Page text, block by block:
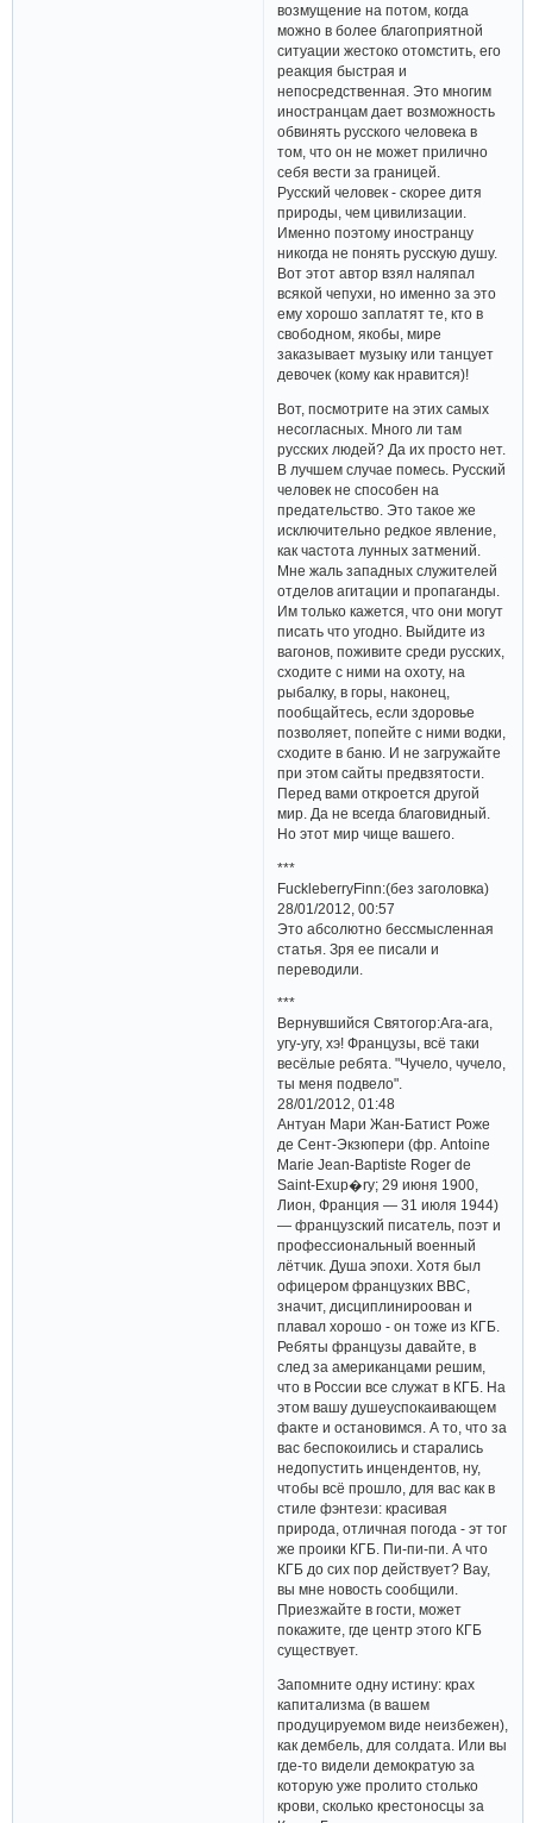
возмущение на потом, когда
можно в более благоприятной
ситуации жестоко отомстить, его
реакция быстрая и
непосредственная. Это многим
иностранцам дает возможность
обвинять русского человека в
том, что он не может прилично
себя вести за границей.
Русский человек - скорее дитя
природы, чем цивилизации.
Именно поэтому иностранцу
никогда не понять русскую душу.
Вот этот автор взял наляпал
всякой чепухи, но именно за это
ему хорошо заплатят те, кто в
свободном, якобы, мире
заказывает музыку или танцует
девочек (кому как нравится)!
Вот, посмотрите на этих самых
несогласных. Много ли там
русских людей? Да их просто нет.
В лучшем случае помесь. Русский
человек не способен на
предательство. Это такое же
исключительно редкое явление,
как частота лунных затмений.
Мне жаль западных служителей
отделов агитации и пропаганды.
Им только кажется, что они могут
писать что угодно. Выйдите из
вагонов, поживите среди русских,
сходите с ними на охоту, на
рыбалку, в горы, наконец,
пообщайтесь, если здоровье
позволяет, попейте с ними водки,
сходите в баню. И не загружайте
при этом сайты предвзятости.
Перед вами откроется другой
мир. Да не всегда благовидный.
Но этот мир чище вашего.
***
FuckleberryFinn:(без заголовка)
28/01/2012, 00:57
Это абсолютно бессмысленная
статья. Зря ее писали и
переводили.
***
Вернувшийся Святогор:Ага-ага,
угу-угу, хэ! Французы, всё таки
весёлые ребята. "Чучело, чучело,
ты меня подвело".
28/01/2012, 01:48
Антуан Мари Жан-Батист Роже
де Сент-Экзюпери (фр. Antoine
Marie Jean-Baptiste Roger de
Saint-Exup�ry; 29 июня 1900,
Лион, Франция — 31 июля 1944)
— французский писатель, поэт и
профессиональный военный
лётчик. Душа эпохи. Хотя был
офицером французких ВВС,
значит, дисциплинироован и
плавал хорошо - он тоже из КГБ.
Ребяты французы давайте, в
след за американцами решим,
что в России все служат в КГБ. На
этом вашу душеуспокаивающем
факте и остановимся. А то, что за
вас беспокоились и старались
недопустить инцендентов, ну,
чтобы всё прошло, для вас как в
стиле фэнтези: красивая
природа, отличная погода - эт тог
же проики КГБ. Пи-пи-пи. А что
КГБ до сих пор действует? Вау,
вы мне новость сообщили.
Приезжайте в гости, может
покажите, где центр этого КГБ
существует.
Запомните одну истину: крах
капитализма (в вашем
продуцируемом виде неизбежен),
как дембель, для солдата. Или вы
где-то видели демократую за
которую уже пролито столько
крови, сколько крестоносцы за